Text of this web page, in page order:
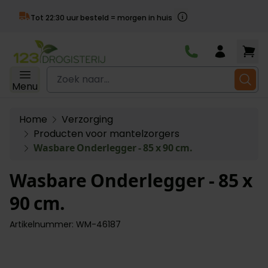
= morgen in huis
Ga naar de inhoud
Menu
Zoek naar...
Home
Verzorging
Producten voor mantelzorgers
Wasbare Onderlegger - 85 x 90 cm.
Wasbare Onderlegger - 85 x
90 cm.
Artikelnummer: WM-46187